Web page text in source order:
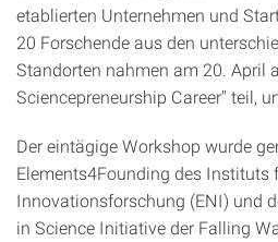
etablierten Unternehmen und
20 Forschende aus den
Standorten nahmen am 20. April
Sciencepreneurship Career" teil,
Der eintägige Workshop wurde
Elements4Founding des Instituts
Innovationsforschung (ENI) und
in Science Initiative der Falling